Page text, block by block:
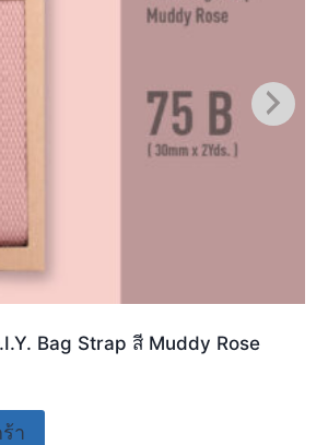
Bag Strap สี Muddy Rose
า